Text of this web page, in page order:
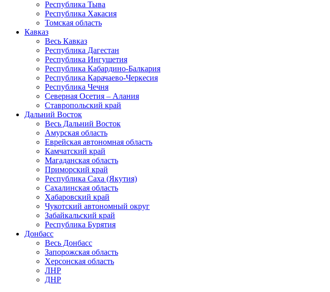
Республика Тыва
Республика Хакасия
Томская область
Кавказ
Весь Кавказ
Республика Дагестан
Республика Ингушетия
Республика Кабардино-Балкария
Республика Карачаево-Черкесия
Республика Чечня
Северная Осетия – Алания
Ставропольский край
Дальний Восток
Весь Дальний Восток
Амурская область
Еврейская автономная область
Камчатский край
Магаданская область
Приморский край
Республика Саха (Якутия)
Сахалинская область
Хабаровский край
Чукотский автономный округ
Забайкальский край
Республика Бурятия
Донбасс
Весь Донбасс
Запорожская область
Херсонская область
ЛНР
ДНР